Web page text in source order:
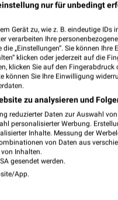
nur für unbedingt
Gerät zu, wie z. B. eindeutige IDs
verarbeiten Ihre
„Einstellungen“. Sie können Ihre
klicken oder jederzeit auf die
klicken Sie auf den Fingerabdruck
können Sie Ihre Einwilligung
zu analysieren und
reduzierter Daten zur Auswahl
personalisierter Werbung.
Inhalte. Messung der
von Daten aus
Inhalten.
gesendet werden.
App.